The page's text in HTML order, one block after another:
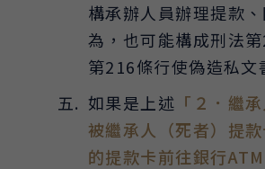
構承辦人員辦理提款
為，也可能構成刑法第
第216條行使偽造私文
如果是上述 「２．繼
被繼承人（死者）提
的提款卡前往銀行ATM